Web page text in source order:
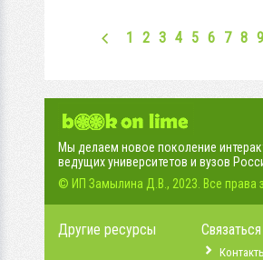
1 2 3 4 5 6 7 8 9
Мы делаем новое поколение
ведущих университетов и вузов
© ИП Замылина Д.В., 2023. Все права
Другие ресурсы